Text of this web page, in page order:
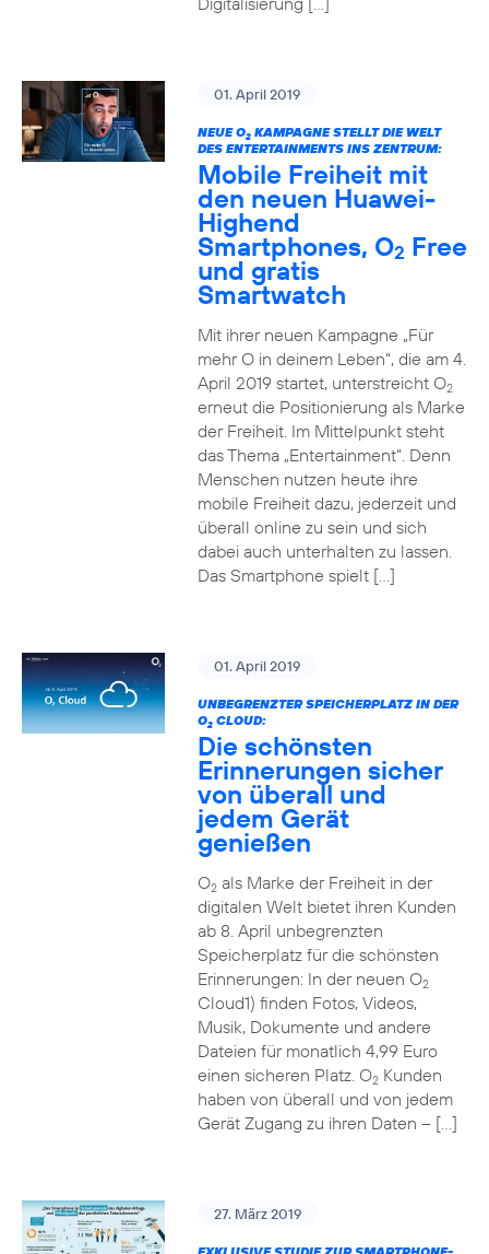
01. April 2019
NEUE O2KAMPAGNE STELLT DIE WELT
DES ENTERTAINMENTS INS ZENTRUM:
Mobile Freiheit mit
den neuen Huawei-
Highend
Smartphones, O2 Free
und gratis
Smartwatch
Mit ihrer neuen Kampagne „Für
mehr O in deinem Leben“, die am 4.
April 2019 startet, unterstreicht O2
erneut die Positionierung als Marke
der Freiheit. Im Mittelpunkt steht
das Thema „Entertainment“. Denn
Menschen nutzen heute ihre
mobile Freiheit dazu, jederzeit und
überall online zu sein und sich
dabei auch unterhalten zu lassen.
Das Smartphone spielt […]
01. April 2019
UNBEGRENZTER SPEICHERPLATZ IN DER
O2CLOUD:
Die schönsten
Erinnerungen sicher
von überall und
jedem Gerät
genießen
O2als Marke der Freiheit in der
digitalen Welt bietet ihren Kunden
ab 8. April unbegrenzten
Speicherplatz für die schönsten
Erinnerungen: In der neuen O2
Cloud1) finden Fotos, Videos,
Musik, Dokumente und andere
Dateien für monatlich 4,99 Euro
einen sicheren Platz. O2Kunden
haben von überall und von jedem
Gerät Zugang zu ihren Daten – […]
27. März 2019